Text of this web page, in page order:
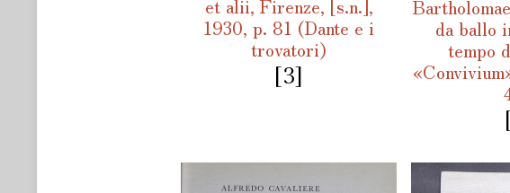
et alii, Firenze, [s.n.],
1930, p. 81 (Dante e i
trovatori)
[3]
da ballo
tempo